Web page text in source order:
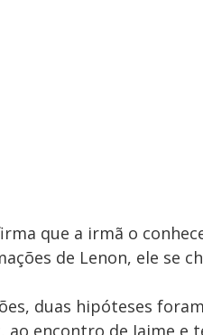
que a irmã o
de Lenon, ele se
duas hipóteses
encontro de Jaime e